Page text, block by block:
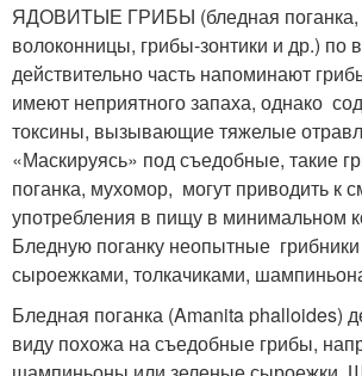
ЯДОВИТЫЕ ГРИБЫ (бледная поганка,
волоконницы, грибы-зонтики и др.) по
действительно часть напоминают
имеют неприятного запаха, однако
токсины, вызывающие тяжелые
«Маскируясь» под съедобные, такие
поганка, мухомор, могут приводить к
употребления в пищу в минимальном
Бледную поганку неопытные
сыроежками, толкачиками,
Бледная поганка (Amanita phalloides)
виду похожа на съедобные грибы,